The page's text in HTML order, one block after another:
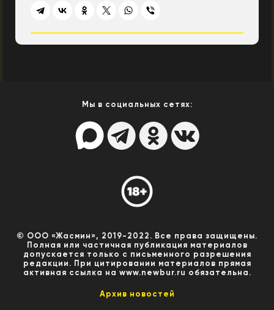
Мы в социальных сетях:
© ООО «Жасмин», 2019-2022. Все права защищены.
Полная или частичная публикация материалов
допускается только с письменного разрешения
редакции. При цитировании материалов прямая
активная ссылка на www.newbur.ru обязательна.
Архив новостей